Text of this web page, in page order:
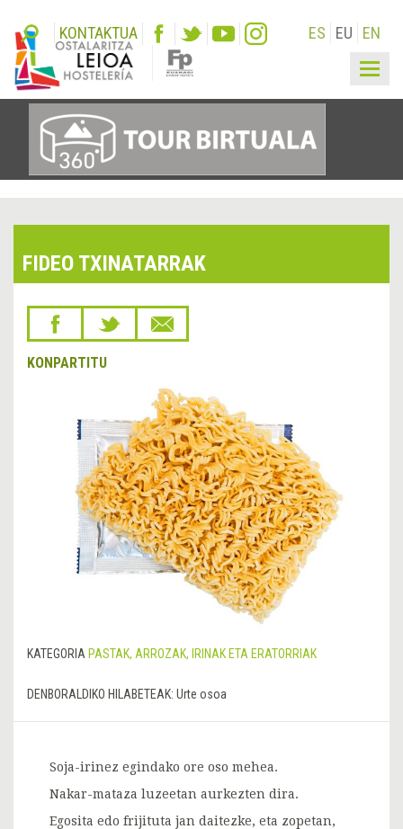
KONTAKTUA ES EU EN
FIDEO TXINATARRAK
KONPARTITU
KATEGORIA PASTAK, ARROZAK, IRINAK ETA ERATORRIAK
DENBORALDIKO HILABETEAK: Urte osoa
Soja-irinez egindako ore oso mehea.
Nakar-mataza luzeetan aurkezten dira.
Egosita edo frijituta jan daitezke, eta zopetan,